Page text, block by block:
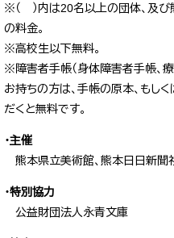
※（ ）内は20名以上の団体、及
の料金。
※高校生以下無料。
※障害者手帳（身体障害者手帳、
お持ちの方は、手帳の原本、もし
だくと無料です。
・主催
熊本県立美術館、熊本日日新聞
・特別協力
公益財団法人永青文庫